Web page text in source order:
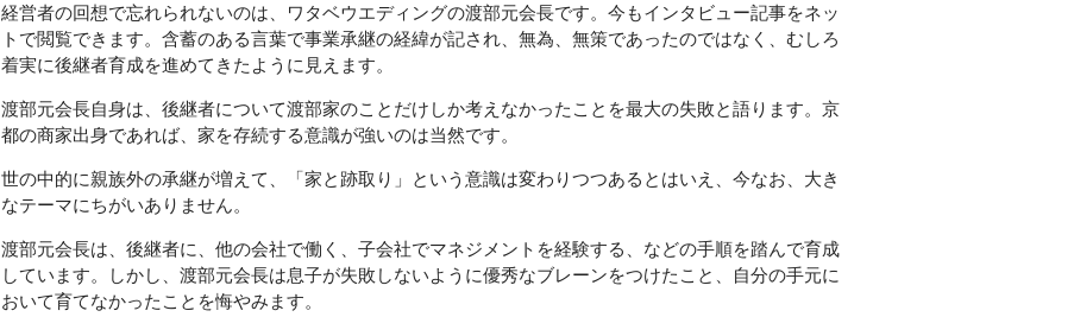
経営者の回想で忘れられないのは、ワタベウエディングの渡部元会長です。今もインタビュー記事をネッ
トで閲覧できます。含蓄のある言葉で事業承継の経緯が記され、無為、無策であったのではなく、むしろ
着実に後継者育成を進めてきたように見えます。
渡部元会長自身は、後継者について渡部家のことだけしか考えなかったことを最大の失敗と語ります。京
都の商家出身であれば、家を存続する意識が強いのは当然です。
世の中的に親族外の承継が増えて、「家と跡取り」という意識は変わりつつあるとはいえ、今なお、大き
なテーマにちがいありません。
渡部元会長は、後継者に、他の会社で働く、子会社でマネジメントを経験する、などの手順を踏んで育成
しています。しかし、渡部元会長は息子が失敗しないように優秀なブレーンをつけたこと、自分の手元に
おいて育てなかったことを悔やみます。